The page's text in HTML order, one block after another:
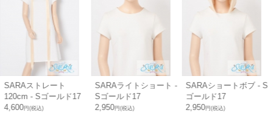
SARAストレート
120cm - Sゴールド17
4,600円(税込)
SARAライトショート -
Sゴールド17
2,950円(税込)
SARAショートボブ - S
ゴールド17
2,950円(税込)